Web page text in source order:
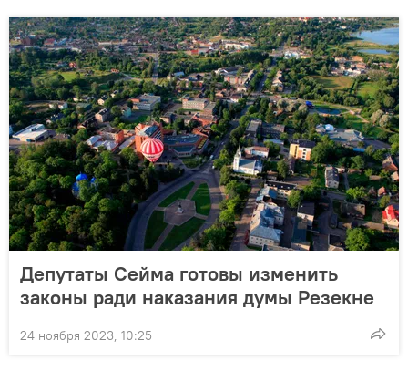
Депутаты Сейма готовы изменить
законы ради наказания думы Резекне
24 ноября 2023, 10:25